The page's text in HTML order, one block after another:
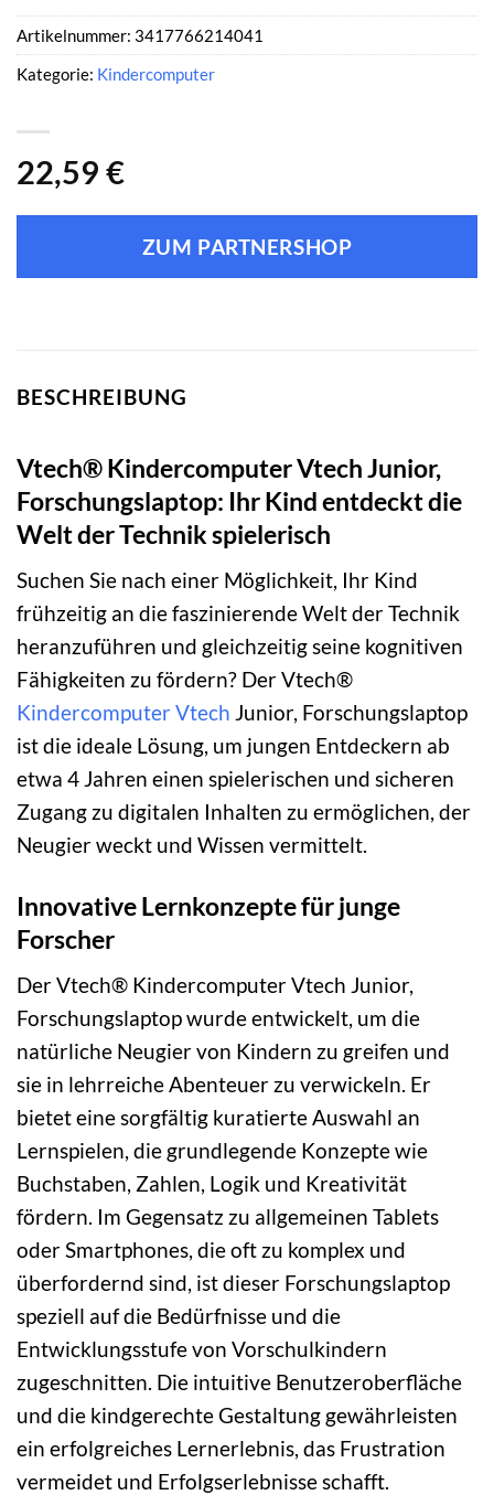
22,59 €
ZUM PARTNERSHOP
Artikelnummer: 3417766214041
Kategorie: Kindercomputer
BESCHREIBUNG
Vtech® Kindercomputer Vtech Junior,
Forschungslaptop: Ihr Kind entdeckt die
Welt der Technik spielerisch
Suchen Sie nach einer Möglichkeit, Ihr Kind
frühzeitig an die faszinierende Welt der Technik
heranzuführen und gleichzeitig seine kognitiven
Fähigkeiten zu fördern? Der Vtech®
KindercomputerVtech Junior, Forschungslaptop
ist die ideale Lösung, um jungen Entdeckern ab
etwa 4 Jahren einen spielerischen und sicheren
Zugang zu digitalen Inhalten zu ermöglichen, der
Neugier weckt und Wissen vermittelt.
Innovative Lernkonzepte für junge
Forscher
Der Vtech® Kindercomputer Vtech Junior,
Forschungslaptop wurde entwickelt, um die
natürliche Neugier von Kindern zu greifen und
sie in lehrreiche Abenteuer zu verwickeln. Er
bietet eine sorgfältig kuratierte Auswahl an
Lernspielen, die grundlegende Konzepte wie
Buchstaben, Zahlen, Logik und Kreativität
fördern. Im Gegensatz zu allgemeinen Tablets
oder Smartphones, die oft zu komplex und
überfordernd sind, ist dieser Forschungslaptop
speziell auf die Bedürfnisse und die
Entwicklungsstufe von Vorschulkindern
zugeschnitten. Die intuitive Benutzeroberfläche
und die kindgerechte Gestaltung gewährleisten
ein erfolgreiches Lernerlebnis, das Frustration
vermeidet und Erfolgserlebnisse schafft.